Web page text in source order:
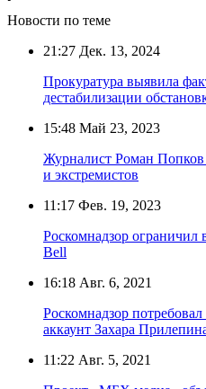
Новости по теме
21:27 Дек. 13, 2024
Прокуратура выявила
дестабилизации
15:48 Май 23, 2023
Журналист Роман Попков
и экстремистов
11:17 Фев. 19, 2023
Роскомнадзор ограничил
Bell
16:18 Авг. 6, 2021
Роскомнадзор
аккаунт Захара
11:22 Авг. 5, 2021